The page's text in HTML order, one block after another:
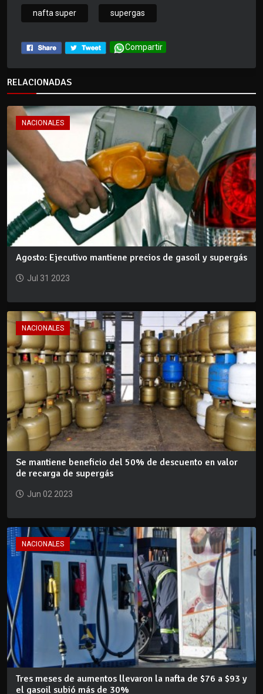
nafta super supergas
Compartir
RELACIONADAS
NACIONALES
Agosto: Ejecutivo mantiene precios de gasoil y supergás
Jul 31 2023
NACIONALES
Se mantiene beneficio del 50% de descuento en valor
de recarga de supergás
Jun 02 2023
NACIONALES
Tres meses de aumentos llevaron la nafta de $76 a $93 y
el gasoil subió más de 30%